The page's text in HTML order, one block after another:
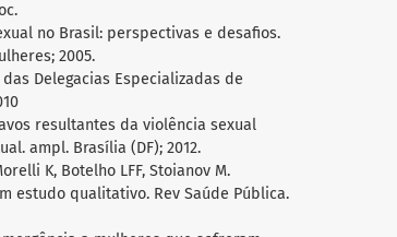
no Brasil: perspectivas e desafios.
2005.
Delegacias Especializadas de
resultantes da violência sexual
ampl. Brasília (DF); 2012.
K, Botelho LFF, Stoianov M.
estudo qualitativo. Rev Saúde Pública.